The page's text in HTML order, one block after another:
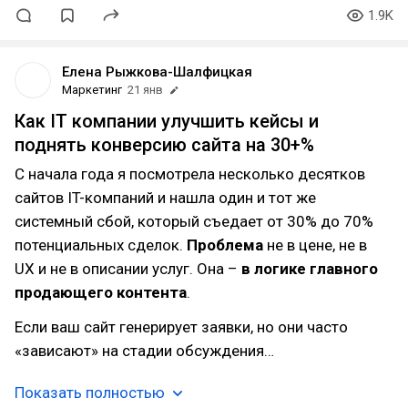
1.9K
Елена Рыжкова-Шалфицкая
Маркетинг 21 янв
Как IT компании улучшить кейсы и
поднять конверсию сайта на 30+%
С начала года я посмотрела несколько десятков
сайтов IT-компаний и нашла один и тот же
системный сбой, который съедает от 30% до 70%
потенциальных сделок. Проблема не в цене, не в
UX и не в описании услуг. Она – в логике главного
продающего контента.
Если ваш сайт генерирует заявки, но они часто
«зависают» на стадии обсуждения…
Показать полностью